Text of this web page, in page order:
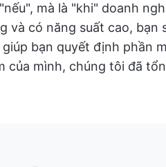
mà là "khi" doanh
và có năng suất cao, bạn
bạn quyết định phần
của mình, chúng tôi đã